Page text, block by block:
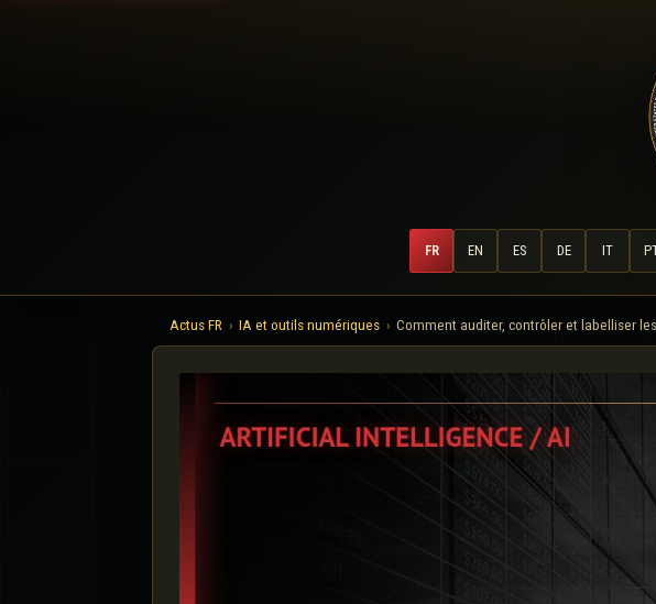
FR EN ES DE IT
Actus FR IA et outils numériques Comment auditer, contrôler et labelliser